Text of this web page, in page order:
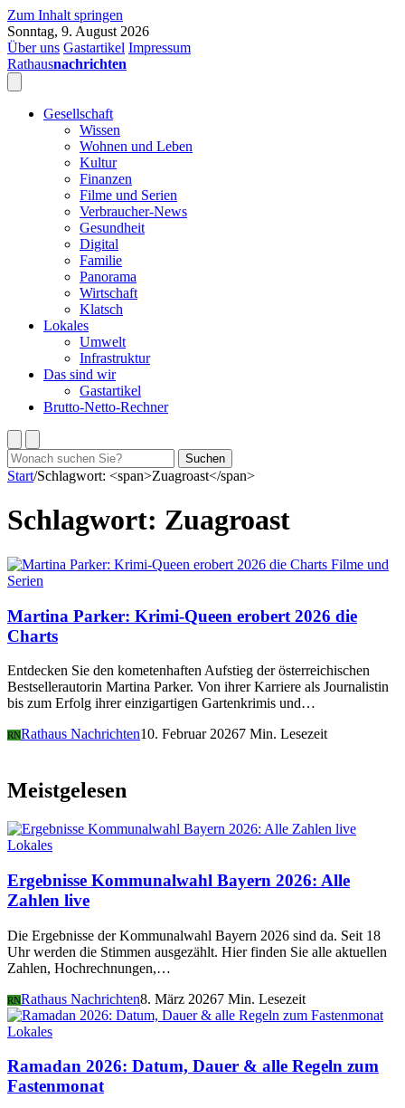
Zum Inhalt springen
Sonntag, 9. August 2026
Über uns Gastartikel Impressum
Rathausnachrichten
Gesellschaft
Wissen
Wohnen und Leben
Kultur
Finanzen
Filme und Serien
Verbraucher-News
Gesundheit
Digital
Familie
Panorama
Wirtschaft
Klatsch
Lokales
Umwelt
Infrastruktur
Das sind wir
Gastartikel
Brutto-Netto-Rechner
Suchen
nach:
Suchen
Start/Schlagwort: <span>Zuagroast</span>
Schlagwort: Zuagroast
Filme und
Serien
Martina Parker: Krimi-Queen erobert 2026 die
Charts
Entdecken Sie den kometenhaften Aufstieg der österreichischen
Bestsellerautorin Martina Parker. Von ihrer Karriere als Journalistin
bis zum Erfolg ihrer einzigartigen Gartenkrimis und…
RNRathaus Nachrichten10. Februar 20267 Min. Lesezeit
Meistgelesen
Lokales
Ergebnisse Kommunalwahl Bayern 2026: Alle
Zahlen live
Die Ergebnisse der Kommunalwahl Bayern 2026 sind da. Seit 18
Uhr werden die Stimmen ausgezählt. Hier finden Sie alle aktuellen
Zahlen, Hochrechnungen,…
RNRathaus Nachrichten8. März 20267 Min. Lesezeit
Lokales
Ramadan 2026: Datum, Dauer & alle Regeln zum
Fastenmonat